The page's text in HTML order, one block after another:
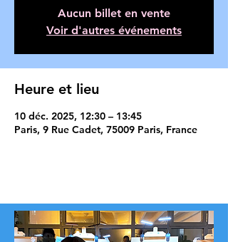
Aucun billet en vente
Voir d'autres événements
Heure et lieu
10 déc. 2025, 12:30 – 13:45
Paris, 9 Rue Cadet, 75009 Paris, France